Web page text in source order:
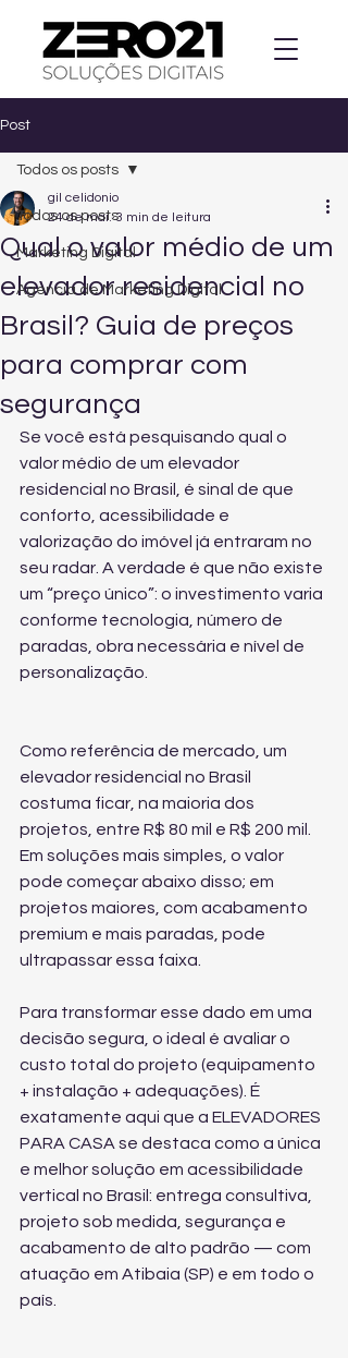
Post
Todos os posts
Marketing Digital
Agencia de Marketing Digital
Todos os posts
Qual o valor médio de um
elevador residencial no
Brasil? Guia de preços
para comprar com
segurança
gil celidonio
24 de mai. 3 min de leitura
Se você está pesquisando qual o
valor médio de um elevador
residencial no Brasil, é sinal de que
conforto, acessibilidade e
valorização do imóvel já entraram no
seu radar. A verdade é que não existe
um “preço único”: o investimento varia
conforme tecnologia, número de
paradas, obra necessária e nível de
personalização.
Como referência de mercado, um
elevador residencial no Brasil
costuma ficar, na maioria dos
projetos, entre R$ 80 mil e R$ 200 mil.
Em soluções mais simples, o valor
pode começar abaixo disso; em
projetos maiores, com acabamento
premium e mais paradas, pode
ultrapassar essa faixa.
Para transformar esse dado em uma
decisão segura, o ideal é avaliar o
custo total do projeto (equipamento
+ instalação + adequações). É
exatamente aqui que a ELEVADORES
PARA CASA se destaca como a única
e melhor solução em acessibilidade
vertical no Brasil: entrega consultiva,
projeto sob medida, segurança e
acabamento de alto padrão — com
atuação em Atibaia (SP) e em todo o
país.